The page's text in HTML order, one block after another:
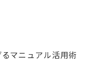
マニュアル活用術